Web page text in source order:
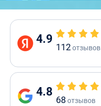
4.9
112отзывов
4.8
68 отзывов